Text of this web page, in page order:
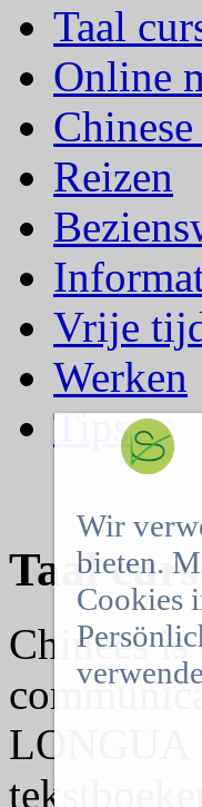
Wir
bieten.
Cookies
Taal
Online
Reizen
Vrije
Werken
Tips
Taal
Chinees
LONGUA